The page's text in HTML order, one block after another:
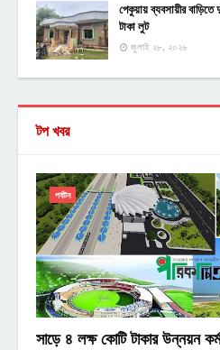
পেকুয়ায় ব্যবসায়ীর বাড়িতে
টাকা লুট
জুলাই ২৮, ২০২৬
টপ খবর
পর্যটন
সাড়ে ৪ লক্ষ কোটি টাকার উন্নয়ন